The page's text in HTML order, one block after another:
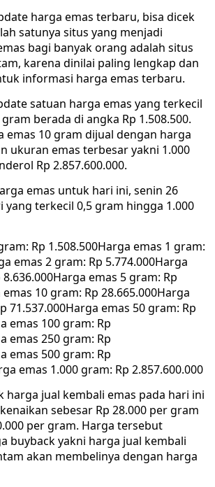
harga emas terbaru, bisa dicek
satunya situs yang menjadi
bagi banyak orang adalah situs
karena dinilai paling lengkap dan
informasi harga emas terbaru.
satuan harga emas yang terkecil
berada di angka Rp 1.508.500.
emas 10 gram dijual dengan harga
ukuran emas terbesar yakni 1.000
Rp 2.857.600.000.
emas untuk hari ini, senin 26
yang terkecil 0,5 gram hingga 1.000
Rp 1.508.500Harga emas 1 gram:
emas 2 gram: Rp 5.774.000Harga
emas 5 gram: Rp
10 gram: Rp 28.665.000Harga
71.537.000Harga emas 50 gram: Rp
emas 100 gram: Rp
emas 250 gram: Rp
emas 500 gram: Rp
emas 1.000 gram: Rp 2.857.600.000
harga jual kembali emas pada hari ini
sebesar Rp 28.000 per gram
per gram. Harga tersebut
buyback yakni harga jual kembali
akan membelinya dengan harga